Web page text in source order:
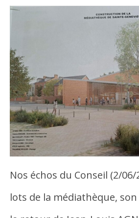
Nos échos du Conseil (2/
lots de la médiathèque,